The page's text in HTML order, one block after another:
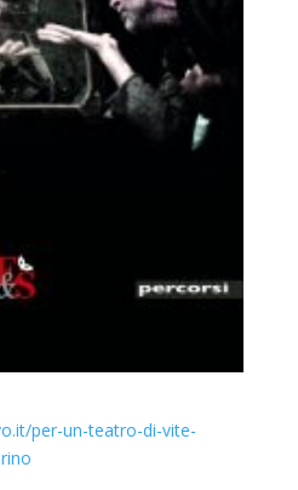
per-un-teatro-di-vite-